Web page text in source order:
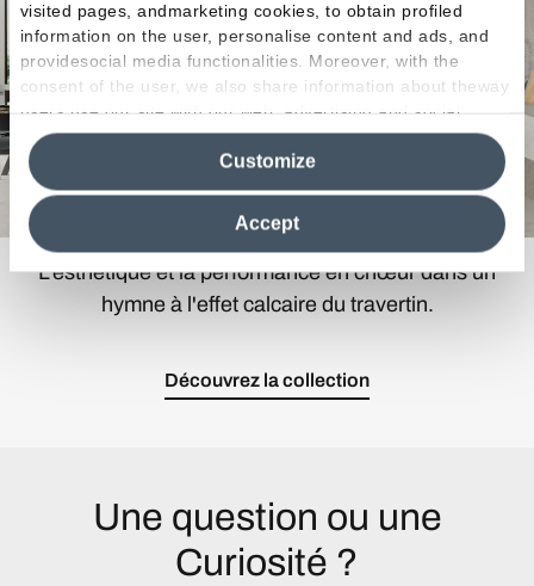
visited pages, andmarketing cookies, to obtain profiled
information on the user, personalise content and ads, and
providesocial media functionalities. Moreover, with the
consent of the user, we also share information about theway
users use our site with our web, advertising and social
media analytics partners, who may combine itwith other
information in their possession. By closing this banner,
clicking on "Reject", it will be possible tocontinue browsing
the site after installing only technical cookies. For more
information see the
Cookie Policy
Accept
Customize
L'esthétique et la performance en chœur dans un
hymne à l'effet calcaire du travertin.
Découvrez la collection
Une question ou une
Curiosité ?